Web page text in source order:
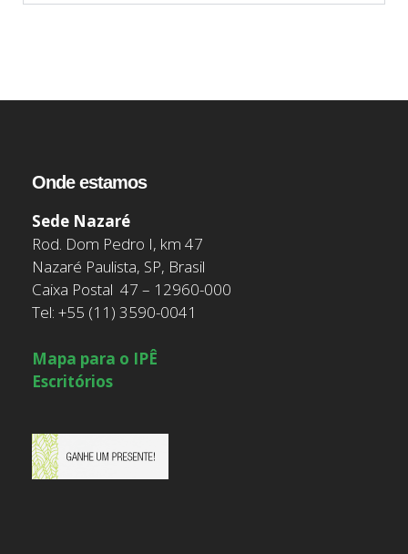
Onde estamos
Sede Nazaré
Rod. Dom Pedro I, km 47
Nazaré Paulista, SP, Brasil
Caixa Postal 47 – 12960-000
Tel: +55 (11) 3590-0041
Mapa para o IPÊ
Escritórios